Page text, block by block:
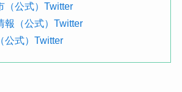
（公式）Twitter
報（公式）Twitter
公式）Twitter